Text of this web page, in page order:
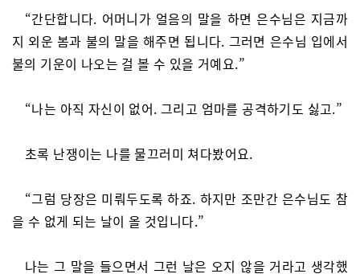
“간단합니다. 어머니가 얼음의 말을 하면 은수님은 지금까
지 외운 봄과 불의 말을 해주면 됩니다. 그러면 은수님 입에서
불의 기운이 나오는 걸 볼 수 있을 거예요.”
“나는 아직 자신이 없어. 그리고 엄마를 공격하기도 싫고.”
초록 난쟁이는 나를 물끄러미 쳐다봤어요.
“그럼 당장은 미뤄두도록 하죠. 하지만 조만간 은수님도 참
을 수 없게 되는 날이 올 것입니다.”
나는 그 말을 들으면서 그런 날은 오지 않을 거라고 생각했